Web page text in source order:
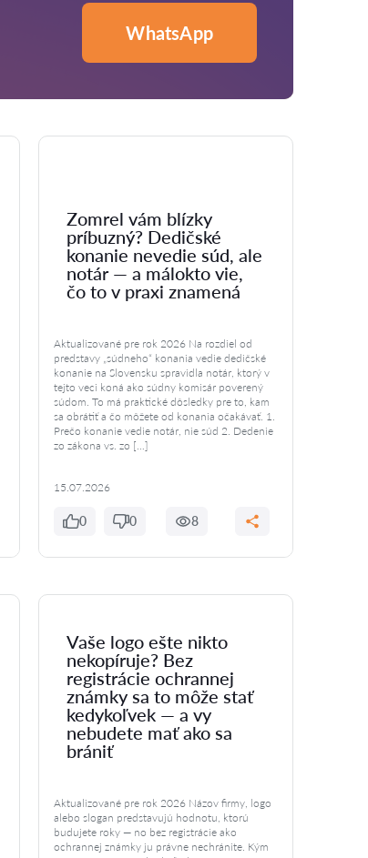
WhatsApp
Zomrel vám blízky
príbuzný? Dedičské
konanie nevedie súd, ale
notár — a málokto vie,
čo to v praxi znamená
Aktualizované pre rok 2026 Na rozdiel od
predstavy „súdneho“ konania vedie dedičské
konanie na Slovensku spravidla notár, ktorý v
tejto veci koná ako súdny komisár poverený
súdom. To má praktické dôsledky pre to, kam
sa obrátiť a čo môžete od konania očakávať. 1.
Prečo konanie vedie notár, nie súd 2. Dedenie
zo zákona vs. zo […]
15.07.2026
0 0 8
Vaše logo ešte nikto
nekopíruje? Bez
registrácie ochrannej
známky sa to môže stať
kedykoľvek — a vy
nebudete mať ako sa
brániť
Aktualizované pre rok 2026 Názov firmy, logo
alebo slogan predstavujú hodnotu, ktorú
budujete roky — no bez registrácie ako
ochrannej známky ju právne nechránite. Kým